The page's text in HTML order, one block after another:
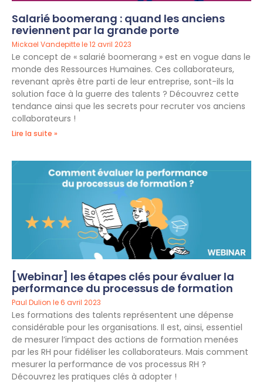
Salarié boomerang : quand les anciens
reviennent par la grande porte
Mickael Vandepitte 12 avril 2023
Le concept de « salarié boomerang » est en vogue dans le
monde des Ressources Humaines. Ces collaborateurs,
revenant après être parti de leur entreprise, sont-ils la
solution face à la guerre des talents ? Découvrez cette
tendance ainsi que les secrets pour recruter vos anciens
collaborateurs !
Lire la suite »
[Webinar] les étapes clés pour évaluer la
performance du processus de formation
Paul Dulion 6 avril 2023
Les formations des talents représentent une dépense
considérable pour les organisations. Il est, ainsi, essentiel
de mesurer l’impact des actions de formation menées
par les RH pour fidéliser les collaborateurs. Mais comment
mesurer la performance de vos processus RH ?
Découvrez les pratiques clés à adopter !